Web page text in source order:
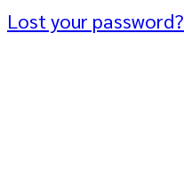
Lost your password?